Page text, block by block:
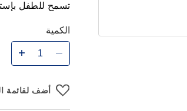
تسمح للطفل
الكمية
أضف لقائمة